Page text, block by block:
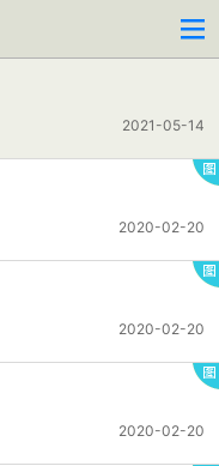
2021-05-14
2020-02-20
2020-02-20
2020-02-20